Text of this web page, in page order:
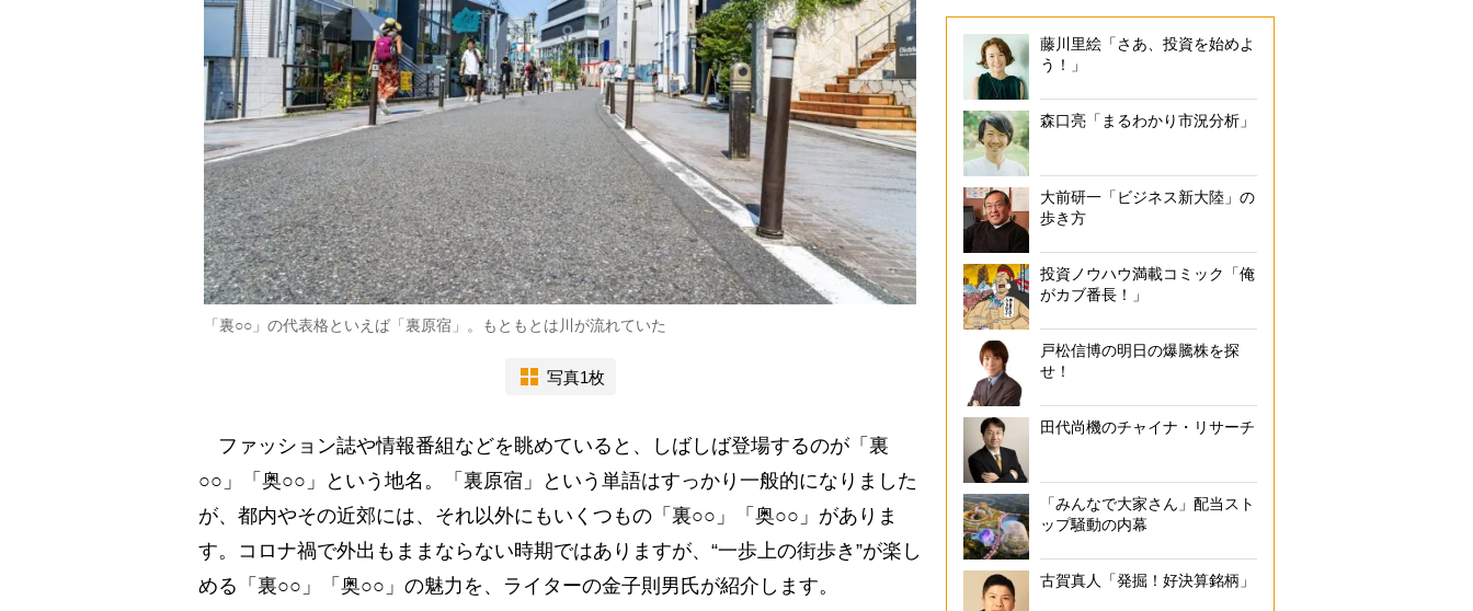
「裏○○」の代表格といえば「裏原宿」。もともとは川が流れていた
写真1枚
ファッション誌や情報番組などを眺めていると、しばしば登場するのが「裏
○○」「奥○○」という地名。「裏原宿」という単語はすっかり一般的になりました
が、都内やその近郊には、それ以外にもいくつもの「裏○○」「奥○○」がありま
す。コロナ禍で外出もままならない時期ではありますが、“一歩上の街歩き”が楽し
める「裏○○」「奥○○」の魅力を、ライターの金子則男氏が紹介します。
藤川里絵「さあ、投資を始めよ
う！」
森口亮「まるわかり市況分析」
大前研一「ビジネス新大陸」の
歩き方
投資ノウハウ満載コミック「俺
がカブ番長！」
戸松信博の明日の爆騰株を探
せ！
田代尚機のチャイナ・リサーチ
「みんなで大家さん」配当スト
ップ騒動の内幕
古賀真人「発掘！好決算銘柄」